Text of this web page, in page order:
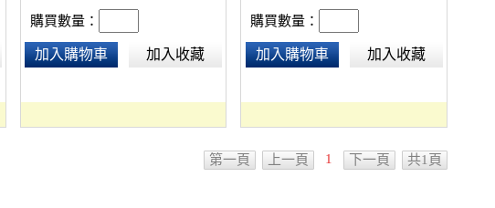
購買數量：
加入購物車 加入收藏
的提籠，如果你還有鎖定的困擾我
們歡迎你至賣場親身體驗它的好。
Share var a2a_config = a2a_config ||
{}; a2a_config.linkname =
購買數量：
加入購物車 加入收藏
第一頁 上一頁 1 下一頁 共1頁